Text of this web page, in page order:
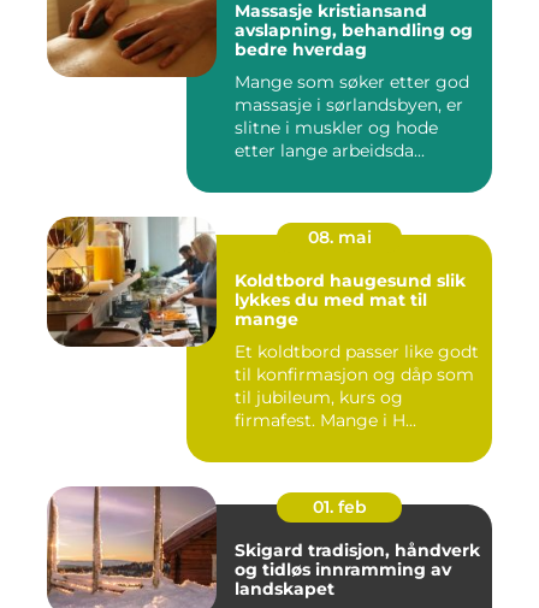
Massasje kristiansand
avslapning, behandling og
bedre hverdag
Mange som søker etter god
massasje i sørlandsbyen, er
slitne i muskler og hode
etter lange arbeidsda...
08. mai
Koldtbord haugesund slik
lykkes du med mat til
mange
Et koldtbord passer like godt
til konfirmasjon og dåp som
til jubileum, kurs og
firmafest. Mange i H...
01. feb
Skigard tradisjon, håndverk
og tidløs innramming av
landskapet